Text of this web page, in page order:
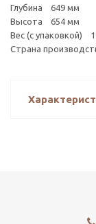
Глубина 649 мм
Высота 654 мм
Вес (с упаковкой)
Страна